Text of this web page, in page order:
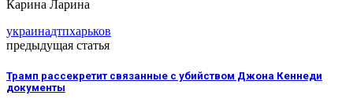
Карина Ларина
украинадтпхарьков
предыдущая статья
Трамп рассекретит связанные с убийством Джона Кеннеди
документы